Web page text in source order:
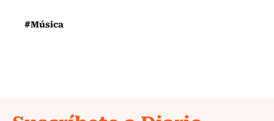
#Música